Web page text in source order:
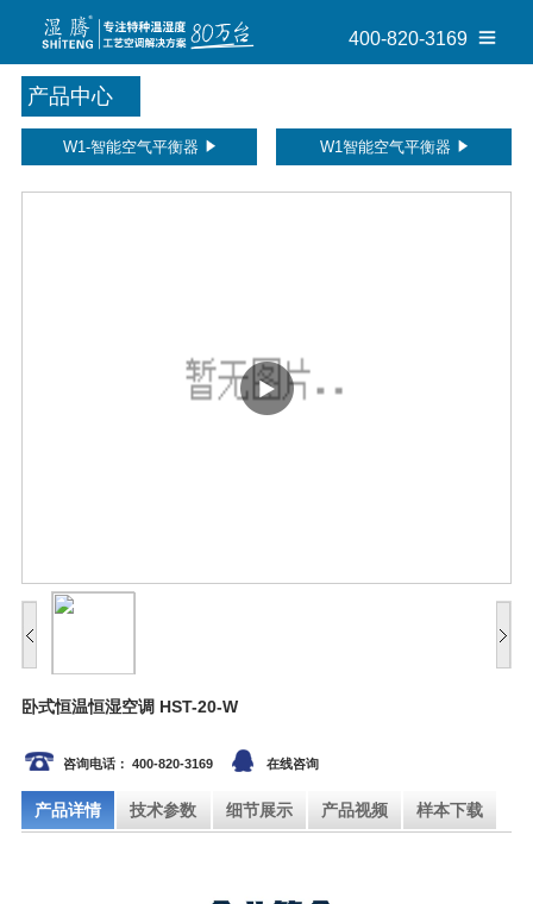
400-820-3169
W1-智能空气平衡器 W1智能空气平衡器
产品中心
卧式恒温恒湿空调 HST-20-W
咨询电话： 400-820-3169 在线咨询
产品详情 技术参数 细节展示 产品视频 样本下载